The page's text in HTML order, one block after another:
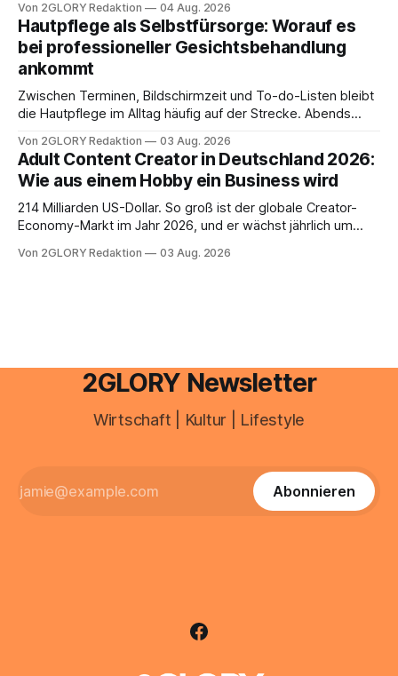
besitzt, loggt sich heute über das Vodafone E-Mail & Cloud
Portal ein. Der klassische Arcor Login über mail.
Von 2GLORY Redaktion 04 Aug. 2026
Hautpflege als Selbstfürsorge: Worauf es
bei professioneller Gesichtsbehandlung
ankommt
Zwischen Terminen, Bildschirmzeit und To-do-Listen bleibt
die Hautpflege im Alltag häufig auf der Strecke. Abends
Drogerie – mehr ist zeitlich oft nicht drin. Dabei reagiert die
Haut empfindlich auf Stress, Schlafmangel und
Umwelteinflüsse: Sie wirkt müde, spannt oder neigt zu
Unreinheiten. Professionelle
Von 2GLORY Redaktion 03 Aug. 2026
Adult Content Creator in Deutschland 2026:
Wie aus einem Hobby ein Business wird
214 Milliarden US-Dollar. So groß ist der globale Creator-
Economy-Markt im Jahr 2026, und er wächst jährlich um
ist längst ein ernstzunehmender Wirtschaftszweig. Weltweit
Von 2GLORY Redaktion 03 Aug. 2026
2GLORY Newsletter
Wirtschaft | Kultur | Lifestyle
Abonnieren